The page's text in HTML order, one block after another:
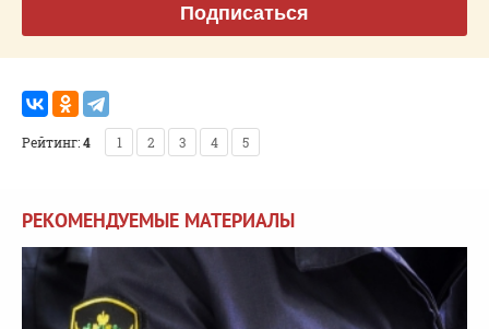
Подписаться
Рейтинг:4 1 2 3 4 5
РЕКОМЕНДУЕМЫЕ МАТЕРИАЛЫ